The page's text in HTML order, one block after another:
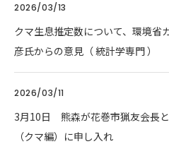
2026/03/13
クマ生息推定数について、環境
彦氏からの意見（ 統計学専門 ）
2026/03/11
3月10日 熊森が花巻市猟友会長
（クマ編）に申し入れ